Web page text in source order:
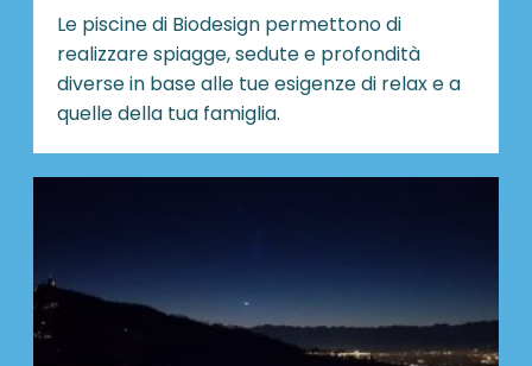
Le piscine di Biodesign permettono di
realizzare spiagge, sedute e profondità
diverse in base alle tue esigenze di relax e a
quelle della tua famiglia.